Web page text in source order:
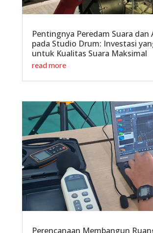
Pentingnya Peredam Suara dan
pada Studio Drum: Investasi
untuk Kualitas Suara Maksimal
read more
Perencanaan Membangun